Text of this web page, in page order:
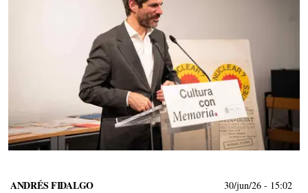
ANDRÉS FIDALGO 30/jun/26 - 15:02